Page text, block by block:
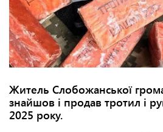
Житель Слобожанської
знайшов і продав тротил і
2025 року.